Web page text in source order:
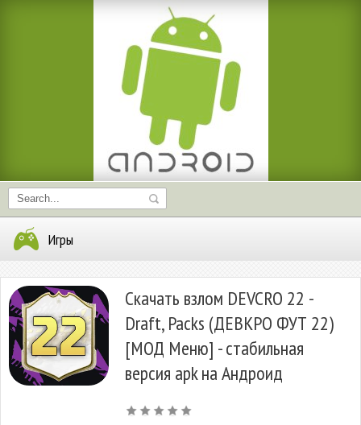
Игры
Скачать взлом DEVCRO 22 -
Draft, Packs (ДЕВКРО ФУТ 22)
[МОД Меню] - стабильная
версия apk на Андроид